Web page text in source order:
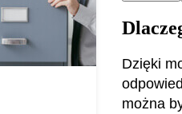
Dzięki
można